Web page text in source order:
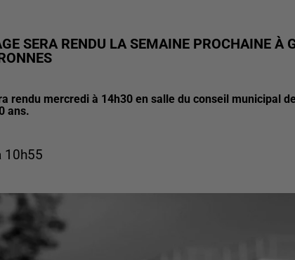
SERA RENDU LA SEMAINE PROCHAINE À
rendu mercredi à 14h30 en salle du conseil municipal
ans.
10h55